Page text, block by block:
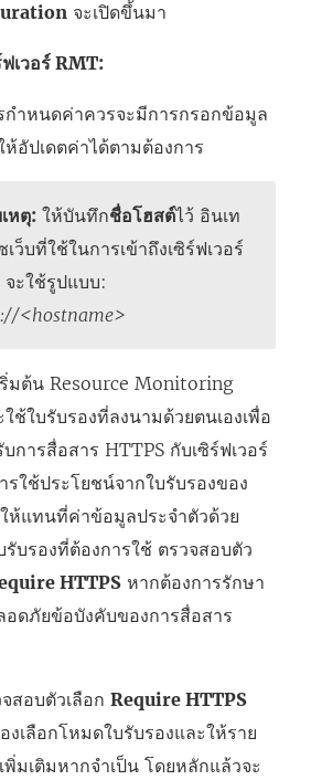
จะเปิดขึ้นมา
เวอร์ RMT:
กำหนดค่าควรจะมีการกรอกข้อมูล
ห้อัปเดตค่าได้ตามต้องการ
หตุ: ให้บันทึกชื่อโฮสต์ไว้ อินเท
เว็บที่ใช้ในการเข้าถึงเซิร์ฟเวอร์
จะใช้รูปแบบ:
<hostname>
มต้น Resource Monitoring
ใช้ใบรับรองที่ลงนามด้วยตนเองเพื่อ
การสื่อสาร HTTPS กับเซิร์ฟเวอร์
รใช้ประโยชน์จากใบรับรองของ
ห้แทนที่ค่าข้อมูลประจำตัวด้วย
บรองที่ต้องการใช้ ตรวจสอบตัว
HTTPS หากต้องการรักษา
อดภัยข้อบังคับของการสื่อสาร
สอบตัวเลือก Require HTTPS
เลือกโหมดใบรับรองและให้ราย
พิ่มเติมหากจำเป็น โดยหลักแล้วจะ